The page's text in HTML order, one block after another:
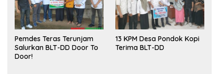
Pemdes Teras Terunjam
Salurkan BLT-DD Door To
Door!
13 KPM Desa Pondok Kopi
Terima BLT-DD